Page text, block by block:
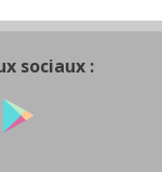
sociaux :